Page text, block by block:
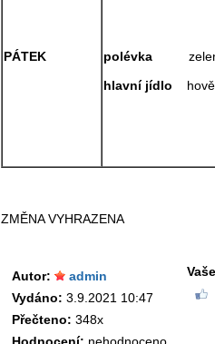
PÁTEK polévka
hlavní jídlo
ZMĚNA VYHRAZENA
Autor:
admin
Vydáno: 3.9.2021 10:47
Přečteno: 348x
Hodnocení: nehodnoceno